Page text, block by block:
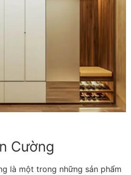
Cường
là một trong những sản phẩm